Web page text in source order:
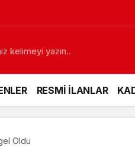
RESMİ İLANLAR
Oldu